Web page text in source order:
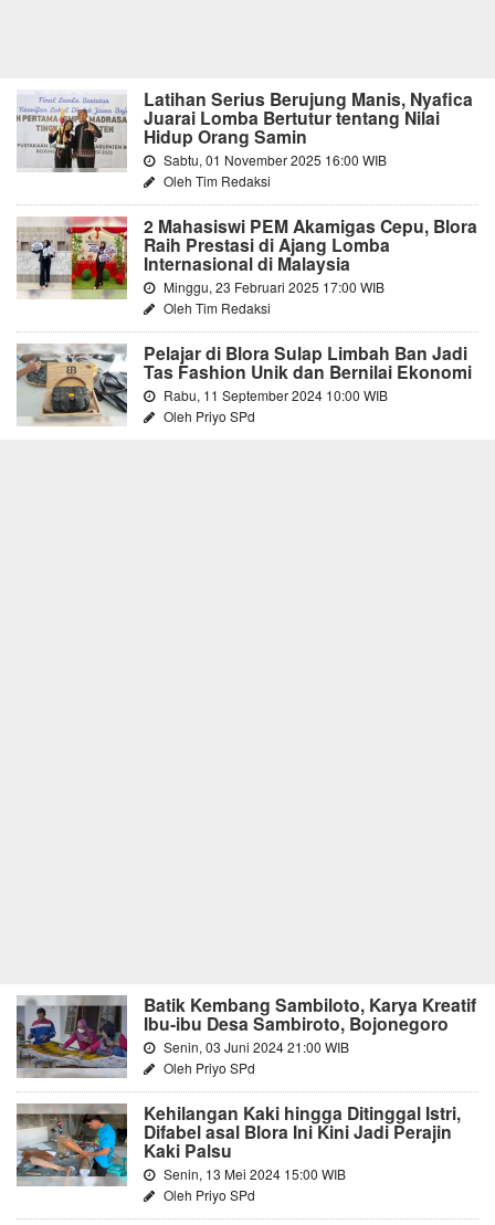
Latihan Serius Berujung Manis, Nyafica
Juarai Lomba Bertutur tentang Nilai
Hidup Orang Samin
Sabtu, 01 November 2025 16:00 WIB
Oleh Tim Redaksi
2 Mahasiswi PEM Akamigas Cepu, Blora
Raih Prestasi di Ajang Lomba
Internasional di Malaysia
Minggu, 23 Februari 2025 17:00 WIB
Oleh Tim Redaksi
Pelajar di Blora Sulap Limbah Ban Jadi
Tas Fashion Unik dan Bernilai Ekonomi
Rabu, 11 September 2024 10:00 WIB
Oleh Priyo SPd
Batik Kembang Sambiloto, Karya Kreatif
Ibu-ibu Desa Sambiroto, Bojonegoro
Senin, 03 Juni 2024 21:00 WIB
Oleh Priyo SPd
Kehilangan Kaki hingga Ditinggal Istri,
Difabel asal Blora Ini Kini Jadi Perajin
Kaki Palsu
Senin, 13 Mei 2024 15:00 WIB
Oleh Priyo SPd